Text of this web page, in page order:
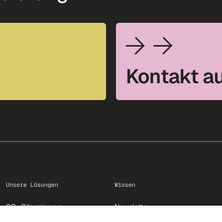
Kontakt
Unsere Lösungen
CO Bilanzierung
Wissen
Newsletter